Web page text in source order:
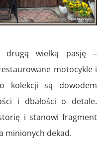
drugą wielką pasję –
motocykle i
kolekcji są dowodem
i dbałości o detale.
i stanowi fragment
minionych dekad.